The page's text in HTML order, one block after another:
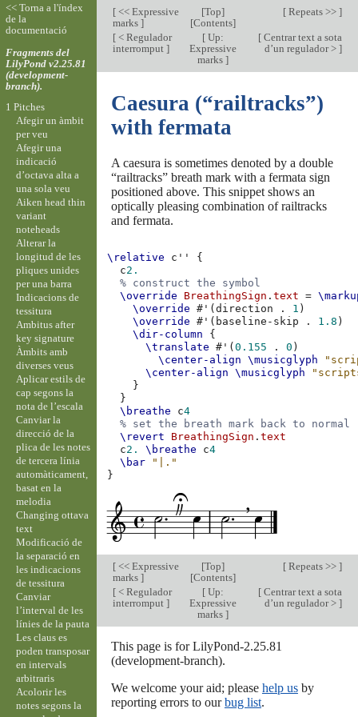
[<< Expressive
marks ]
[Top]
[Contents]
[Repeats >> ]
[< Regulador
interromput ]
[ Up:
Expressive
marks]
[Centrar text a sota
d’un regulador > ]
Caesura (“railtracks”)
with fermata
A caesura is sometimes denoted by a double
“railtracks” breath mark with a fermata sign
positioned above. This snippet shows an
optically pleasing combination of railtracks
and fermata.
\relative c''
{
c2.
% construct the symbol
\override
BreathingSign .text =
\override
# ' (direction . 1 )
\override
# ' ( baseline-skip . 1.8 )
\dir-column
{
\translate
# ' (0.155 . 0 )
\center-align
\musicglyph
\center-align
\musicglyph
}
}
\breathe
c4
% set the breath mark back to normal
\revert
BreathingSign .text
c2. \breathe c4
\bar
"|."
}
[<< Expressive
marks ]
[Top]
[Contents]
[Repeats >> ]
[< Regulador
interromput ]
[ Up:
Expressive
marks]
[Centrar text a sota
d’un regulador > ]
This page is for LilyPond-2.25.81
(development-branch).
We welcome your aid; please help usby
reporting errors to ourbug list.
<< Torna a l'índex
de la
documentació
Fragments del
LilyPond v2.25.81
(development-
branch).
1 Pitches
Afegir un àmbit
per veu
Afegir una
indicació
d’octava alta a
una sola veu
Aiken head thin
variant
noteheads
Alterar la
longitud de les
pliques unides
per una barra
Indicacions de
tessitura
Ambitus after
key signature
Àmbits amb
diverses veus
Aplicar estils de
cap segons la
nota de l’escala
Canviar la
direcció de la
plica de les notes
de tercera línia
automàticament,
basat en la
melodia
Changing ottava
text
Modificació de
la separació en
les indicacions
de tessitura
Canviar
l’interval de les
línies de la pauta
Les claus es
poden transposar
en intervals
arbitraris
Acolorir les
notes segons la